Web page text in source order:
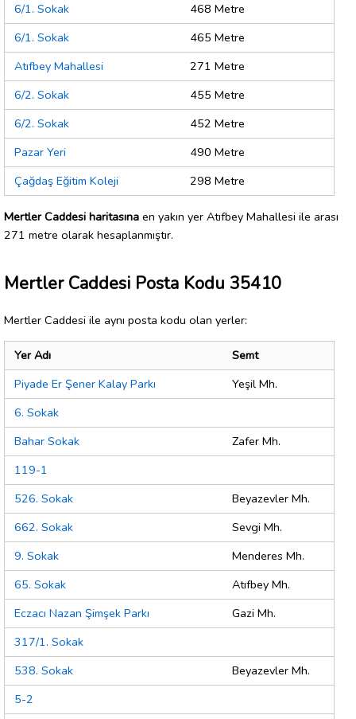
6/1. Sokak
468 Metre
6/1. Sokak
465 Metre
Atıfbey Mahallesi
271 Metre
6/2. Sokak
455 Metre
6/2. Sokak
452 Metre
Pazar Yeri
490 Metre
Çağdaş Eğitim Koleji
298 Metre
Mertler Caddesi haritasına en yakın yer Atıfbey Mahallesi ile arası
271 metre olarak hesaplanmıştır.
Mertler Caddesi Posta Kodu 35410
Mertler Caddesi ile aynı posta kodu olan yerler:
Yer Adı
Semt
Piyade Er Şener Kalay Parkı
Yeşil Mh.
6. Sokak
Bahar Sokak
Zafer Mh.
119-1
526. Sokak
Beyazevler Mh.
662. Sokak
Sevgi Mh.
9. Sokak
Menderes Mh.
65. Sokak
Atıfbey Mh.
Eczacı Nazan Şimşek Parkı
Gazi Mh.
317/1. Sokak
538. Sokak
Beyazevler Mh.
5-2